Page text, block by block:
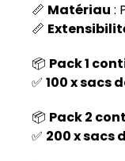
📏 Matériau :
📏
📦 Pack 1
✅ 100 x sacs
📦 Pack 2
✅ 200 x sacs